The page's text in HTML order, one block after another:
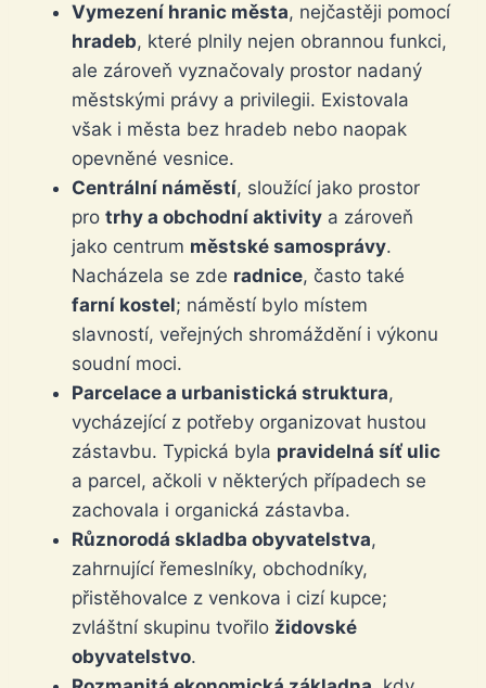
Vymezení hranic města, nejčastěji pomocí
hradeb, které plnily nejen obrannou funkci,
ale zároveň vyznačovaly prostor nadaný
městskými právy a privilegii. Existovala
však i města bez hradeb nebo naopak
opevněné vesnice.
Centrální náměstí, sloužící jako prostor
pro trhy a obchodní aktivity a zároveň
jako centrum městské samosprávy.
Nacházela se zde radnice, často také
farní kostel; náměstí bylo místem
slavností, veřejných shromáždění i výkonu
soudní moci.
Parcelace a urbanistická struktura,
vycházející z potřeby organizovat hustou
zástavbu. Typická byla pravidelná síť ulic
a parcel, ačkoli v některých případech se
zachovala i organická zástavba.
Různorodá skladba obyvatelstva,
zahrnující řemeslníky, obchodníky,
přistěhovalce z venkova i cizí kupce;
zvláštní skupinu tvořilo židovské
obyvatelstvo.